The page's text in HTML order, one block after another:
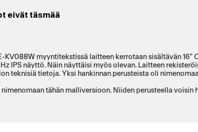
eivät täsmää
KV088W myyntitekstissä laitteen kerrotaan sisältävän
IPS näyttö. Näin näyttäisi myös olevan. Laitteen
teknisiä tietoja. Yksi hankinnan perusteista oli
tähän malliversioon. Niiden perusteella